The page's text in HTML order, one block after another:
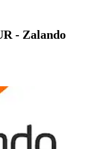
- Zalando